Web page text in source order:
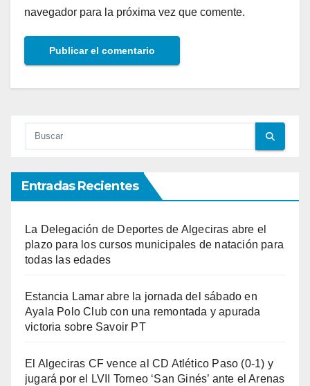
navegador para la próxima vez que comente.
Entradas Recientes
La Delegación de Deportes de Algeciras abre el
plazo para los cursos municipales de natación para
todas las edades
Estancia Lamar abre la jornada del sábado en
Ayala Polo Club con una remontada y apurada
victoria sobre Savoir PT
El Algeciras CF vence al CD Atlético Paso (0-1) y
jugará por el LVII Torneo ‘San Ginés’ ante el Arenas